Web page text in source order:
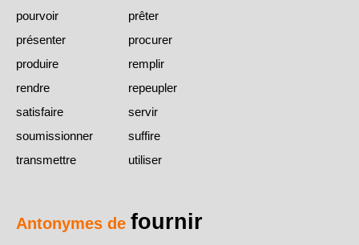
pourvoir
prêter
présenter
procurer
produire
remplir
rendre
repeupler
satisfaire
servir
soumissionner
suffire
transmettre
utiliser
Antonymes de fournir